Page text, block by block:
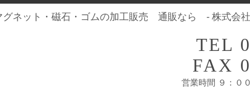
グネット・磁石・ゴムの加工販売 通販なら - 株式会
TEL
FAX
営業時間 ９：０